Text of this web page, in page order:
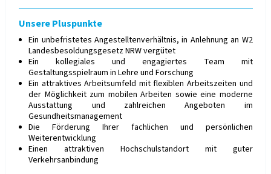
Unsere Pluspunkte
Ein unbefristetes Angestelltenverhältnis, in Anlehnung an W2
Landesbesoldungsgesetz NRW vergütet
Ein kollegiales und engagiertes Team mit
Gestaltungsspielraum in Lehre und Forschung
Ein attraktives Arbeitsumfeld mit flexiblen Arbeitszeiten und
der Möglichkeit zum mobilen Arbeiten sowie eine moderne
Ausstattung und zahlreichen Angeboten im
Gesundheitsmanagement
Die Förderung Ihrer fachlichen und persönlichen
Weiterentwicklung
Einen attraktiven Hochschulstandort mit guter
Verkehrsanbindung